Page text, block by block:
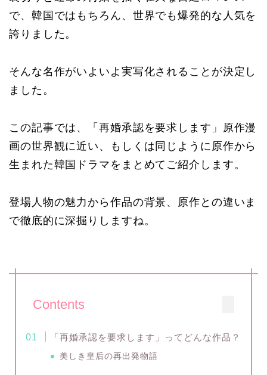
で、韓国ではもちろん、世界でも爆発的な人気を
誇りました。
そんな名作がいよいよ実写化されることが決定し
ました。
この記事では、「再婚承認を要求します」原作漫
画の世界観に近い、もしくは同じように原作から
生まれた韓国ドラマをまとめてご紹介します。
登場人物の魅力から作品の背景、原作との違いま
で徹底的に深掘りしますね。
Contents
「再婚承認を要求します」ってどんな作品？
美しき皇后の再出発物語